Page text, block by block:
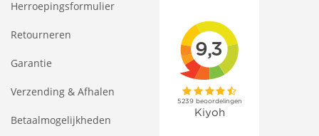
Herroepingsformulier
Retourneren
Garantie
Verzending & Afhalen
Betaalmogelijkheden